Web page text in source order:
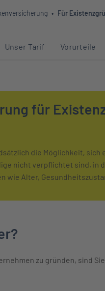
Für
auf dieser
Unser Tarif Vorurteile
für
die Möglichkeit, sich
nicht verpflichtet sind, in
wie Alter,
zu gründen, sind